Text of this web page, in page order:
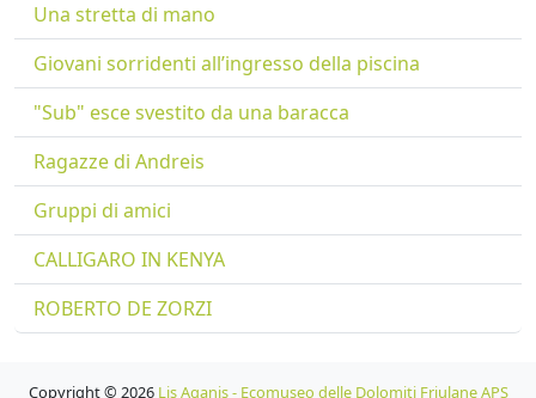
Una stretta di mano
Giovani sorridenti all’ingresso della piscina
"Sub" esce svestito da una baracca
Ragazze di Andreis
Gruppi di amici
CALLIGARO IN KENYA
ROBERTO DE ZORZI
Copyright © 2026 Lis Aganis - Ecomuseo delle Dolomiti Friulane APS